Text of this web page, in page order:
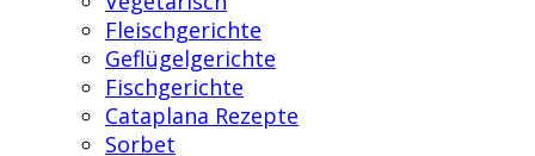
Fleischgerichte
Geflügelgerichte
Fischgerichte
Cataplana Rezepte
Sorbet